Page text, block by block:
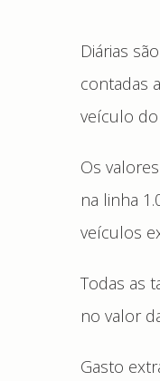
Diárias
contadas
veículo do
Os
na linha
veículos
Todas as
no valor
Gasto